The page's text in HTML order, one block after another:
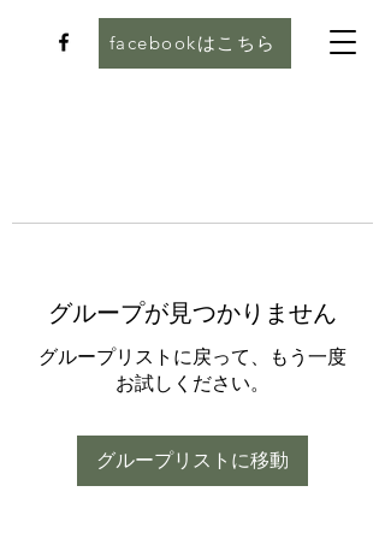
facebookはこちら
グループが見つかりません
グループリストに戻って、もう一度
お試しください。
グループリストに移動